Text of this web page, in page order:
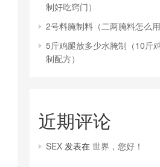
制好吃窍门）
2号料腌制料（二两腌料怎么用
5斤鸡腿放多少水腌制（10斤
制配方）
近期评论
SEX 发表在 世界，您好！